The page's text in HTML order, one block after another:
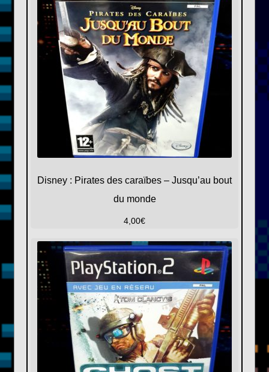
Disney : Pirates des caraïbes – Jusqu’au bout
du monde
4,00€